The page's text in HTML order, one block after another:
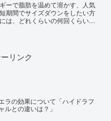
ーで脂肪を温めて溶かす、人気
リンク
ラの効果について「ハイドラフ
ルとの違いは？」